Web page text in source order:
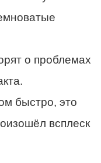
о проблемах
быстро, это
всплеск